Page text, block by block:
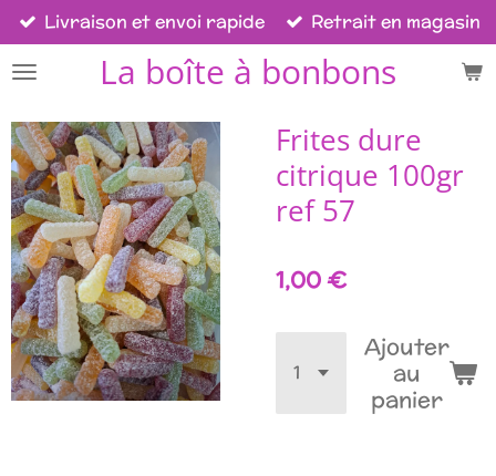
Passer
au
contenu
La boîte à bonbons
Livraison et envoi rapide Retrait en magasin
Frites dure
citrique 100gr
ref 57
1,00 €
Ajouter
au
panier